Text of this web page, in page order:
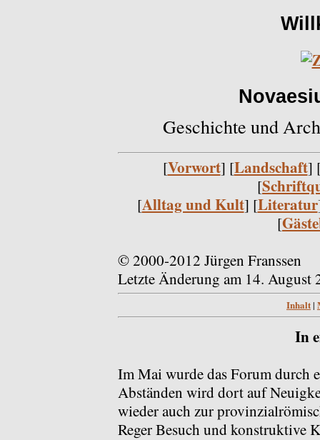
Geschichte und
[Vorwort] [Landschaft]
[
[Alltag und Kult] [Literatur
[
© 2000-2012 Jürgen Franssen
Letzte Änderung am 14. August
Inhalt|
In
Im Mai wurde das Forum durch
Abständen wird dort auf
wieder auch zur
Reger Besuch und konstruktive